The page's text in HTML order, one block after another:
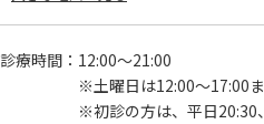
診療時間： 12:00～21:00
※土曜日は12:00～17:00
※初診の方は、平日20:30